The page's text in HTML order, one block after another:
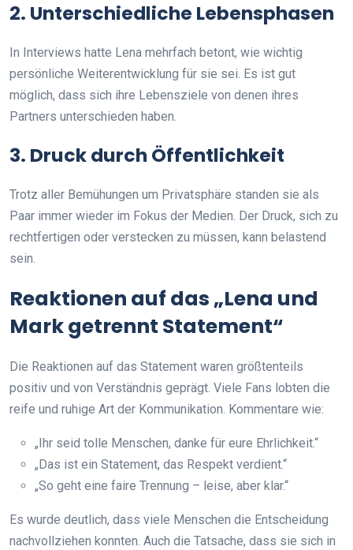
2. Unterschiedliche Lebensphasen
In Interviews hatte Lena mehrfach betont, wie wichtig
persönliche Weiterentwicklung für sie sei. Es ist gut
möglich, dass sich ihre Lebensziele von denen ihres
Partners unterschieden haben.
3. Druck durch Öffentlichkeit
Trotz aller Bemühungen um Privatsphäre standen sie als
Paar immer wieder im Fokus der Medien. Der Druck, sich zu
rechtfertigen oder verstecken zu müssen, kann belastend
sein.
Reaktionen auf das „Lena und
Mark getrennt Statement“
Die Reaktionen auf das Statement waren größtenteils
positiv und von Verständnis geprägt. Viele Fans lobten die
reife und ruhige Art der Kommunikation. Kommentare wie:
„Ihr seid tolle Menschen, danke für eure Ehrlichkeit.“
„Das ist ein Statement, das Respekt verdient.“
„So geht eine faire Trennung – leise, aber klar.“
Es wurde deutlich, dass viele Menschen die Entscheidung
nachvollziehen konnten. Auch die Tatsache, dass sie sich in